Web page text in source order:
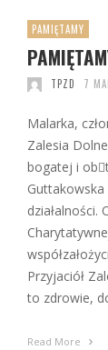
PAMIĘTAMY
TPZD 7
Malarka,
Zalesia
bogatej i
Guttakowska
działalności.
Przyjaciół
to zdrowie,
Read More